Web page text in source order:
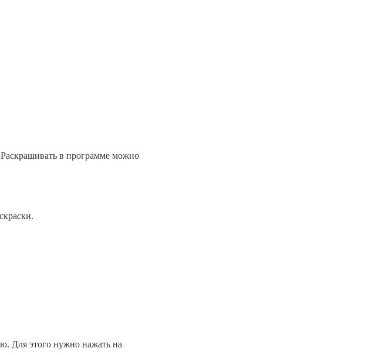
Раскрашивать в программе можно
Для этого нужно нажать на